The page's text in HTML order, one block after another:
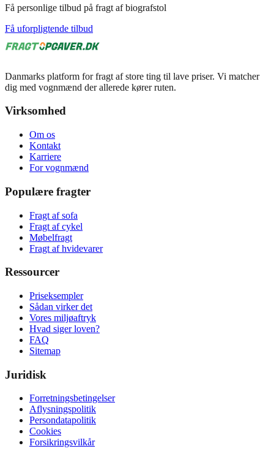
Få personlige tilbud på fragt af biografstol
Få uforpligtende tilbud
Danmarks platform for fragt af store ting til lave priser. Vi matcher
dig med vognmænd der allerede kører ruten.
Virksomhed
Om os
Kontakt
Karriere
For vognmænd
Populære fragter
Fragt af sofa
Fragt af cykel
Møbelfragt
Fragt af hvidevarer
Ressourcer
Priseksempler
Sådan virker det
Vores miljøaftryk
Hvad siger loven?
FAQ
Sitemap
Juridisk
Forretningsbetingelser
Aflysningspolitik
Persondatapolitik
Cookies
Forsikringsvilkår